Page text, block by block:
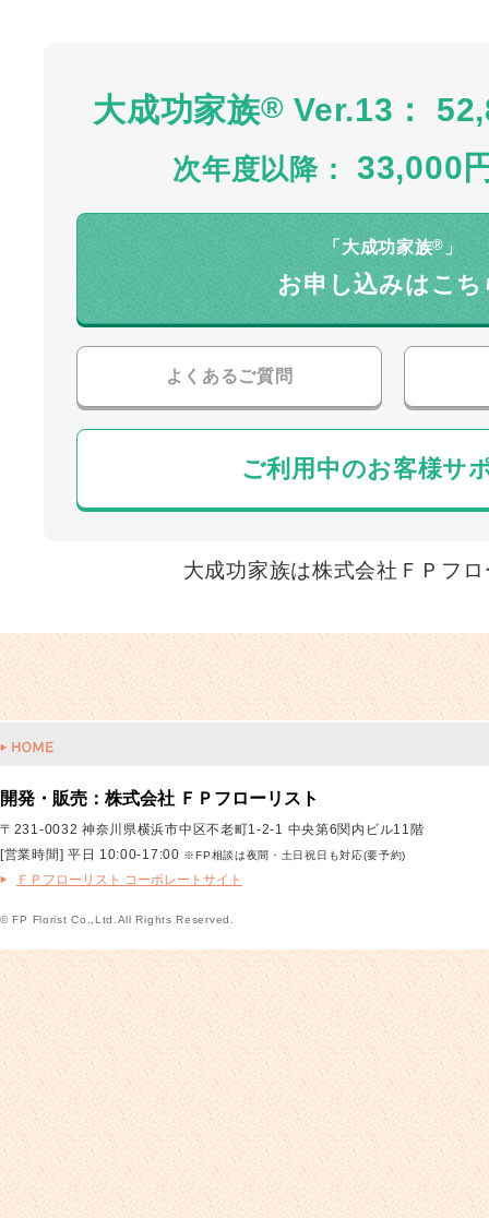
大成功家族® Ver.13：
次年度以降： 33,000
「大成功家族® 」
お申し込みはこち
よくあるご質問
ご利用中のお客様サ
大成功家族は株式会社ＦＰフ
開発・販売：株式会社 ＦＰフローリスト
〒231-0032 神奈川県横浜市中区不老町1-2-1 中央第6関内ビル11階
[営業時間] 平日 10:00-17:00 ※FP相談は夜間・土日祝日も対応(要予約)
ＦＰフローリスト コーポレートサイト
© FP Florist Co.,Ltd.All Rights Reserved.